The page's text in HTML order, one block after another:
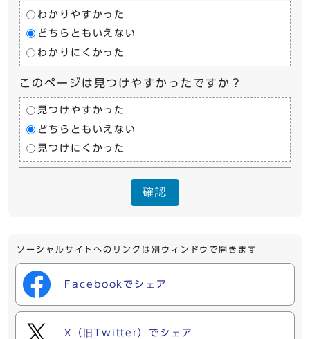
わかりやすかった
どちらともいえない
わかりにくかった
このページは見つけやすかったですか？
見つけやすかった
どちらともいえない
見つけにくかった
確認
ソーシャルサイトへのリンクは別ウィンドウで開きます
Facebookでシェア
X（旧Twitter）でシェア